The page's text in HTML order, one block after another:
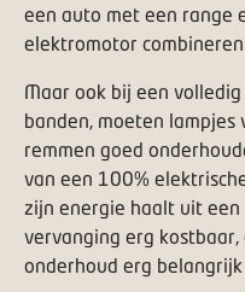
een auto met een range
elektromotor
Maar ook bij een
banden, moeten
remmen goed
van een 100%
zijn energie haalt uit een
vervanging erg kostbaar,
onderhoud erg belangrijk